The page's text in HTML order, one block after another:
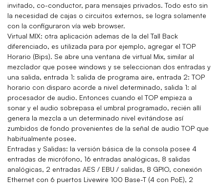
invitado, co-conductor, para mensajes privados. Todo esto sin
la necesidad de cajas o circuitos externos, se logra solamente
con la configuraron vía web browser.
Virtual MIX: otra aplicación ademas de la del Tall Back
diferenciado, es utilizada para por ejemplo, agregar el TOP
Horario (Bips). Se abre una ventana de virtual Mix, similar al
mezclador que posee windows y se seleccionan dos entradas y
una salida, entrada 1: salida de programa aire, entrada 2: TOP
horario con disparo acorde a nivel determinado, salida 1: al
procesador de audio. Entonces cuando el TOP empieza a
sonar y el audio sobrepasa el umbral programado, recién allí
genera la mezcla a un determinado nivel evitándose así
zumbidos de fondo provenientes de la señal de audio TOP que
habitualmente posee.
Entradas y Salidas: la versión básica de la consola posee 4
entradas de micrófono, 16 entradas analógicas, 8 salidas
analógicas, 2 entradas AES / EBU / salidas, 8 GPIO, conexión
Ethernet con 6 puertos Livewire 100 Base-T (4 con PoE), 2